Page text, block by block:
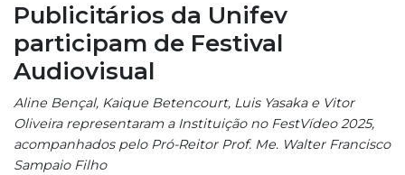
Publicitários da Unifev
participam de Festival
Audiovisual
Aline Bençal, Kaique Betencourt, Luis Yasaka e Vitor
Oliveira representaram a Instituição no FestVídeo 2025,
acompanhados pelo Pró-Reitor Prof. Me. Walter Francisco
Sampaio Filho